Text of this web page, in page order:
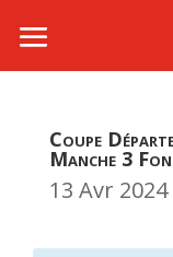
Coupe
Manche 3
13 Avr 2024